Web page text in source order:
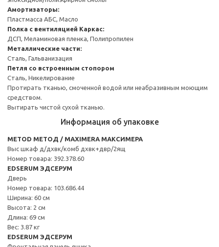
Амортизаторы:
Пластмасса АБС, Масло
Полка с вентиляцией Каркас:
ДСП, Меламиновая пленка, Полипропилен
Металлические части:
Сталь, Гальванизация
Петля со встроенным стопором
Сталь, Никелирование
Протирать тканью, смоченной водой или неабразивным моющим
средством.
Вытирать чистой сухой тканью.
Информация об упаковке
METOD МЕТОД / MAXIMERA МАКСИМЕРА
Выс шкаф д/дхвк/комб дхвк+двр/2ящ
Номер товара: 392.378.60
EDSERUM ЭДСЕРУМ
Дверь
Номер товара: 103.686.44
Ширина: 60 см
Высота: 2 см
Длина: 69 см
Вес: 3.87 кг
EDSERUM ЭДСЕРУМ